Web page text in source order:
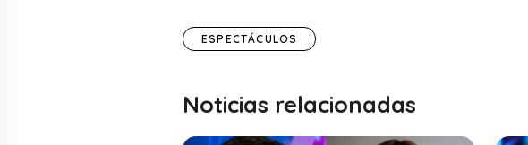
ESPECTÁCULOS
Noticias relacionadas